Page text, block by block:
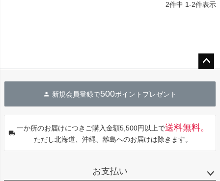
2件中 1-2件表示
へ
新規会員登録で500ポイントプレゼント
一か所のお届けにつきご購入金額5,500円以上で送料無料。
ただし北海道、沖縄、離島へのお届けは除きます。
お支払い